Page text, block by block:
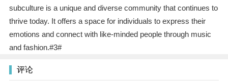
subculture is a unique and diverse community that continues to
thrive today. It offers a space for individuals to express their
emotions and connect with like-minded people through music
and fashion.#3#
评论